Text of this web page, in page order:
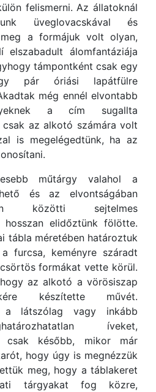
felismerni. Az állatoknál
üveglovacskával és
a formájuk volt olyan,
elszabadult álomfantáziája
támpontként csak egy
pár óriási lapátfülre
még ennél elvontabb
a cím sugallta
az alkotó számára volt
is megelégedtünk, ha az
műtárgy valahol a
és az elvontságában
közötti sejtelmes
hosszan elidőztünk fölötte.
tábla méretében határoztuk
furcsa, keményre száradt
formákat vette körül.
az alkotó a vörösiszap
készítette művét.
a látszólag vagy inkább
íveket,
csak később, mikor már
hogy úgy is megnézzük
meg, hogy a táblakeret
tárgyakat fog közre,